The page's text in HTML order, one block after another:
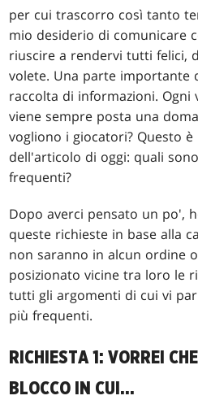
per cui trascorro così tanto
mio desiderio di comunicare
riuscire a rendervi tutti felici,
volete. Una parte importante
raccolta di informazioni. Ogni
viene sempre posta una
vogliono i giocatori? Questo
dell'articolo di oggi: quali
frequenti?
Dopo averci pensato un po',
queste richieste in base alla
non saranno in alcun ordine
posizionato vicine tra loro le
tutti gli argomenti di cui vi
più frequenti.
RICHIESTA 1: VORREI
BLOCCO IN CUI...